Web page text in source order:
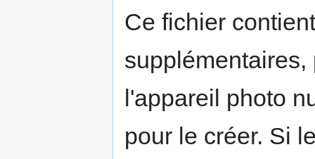
Ce fichier
l'appareil photo
pour le créer. Si